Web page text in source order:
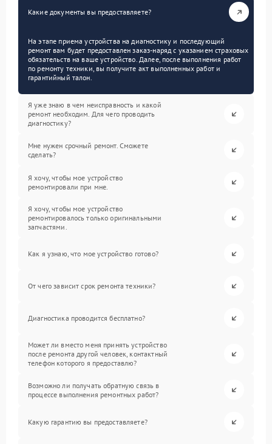
Какие документы вы предоставляете?
На этапе приема устройства на диагностику и последующий
ремонт вам будет предоставлен заказ-наряд с указанием страховых
обязательств на ваше устройство. Далее, после выполнения работ
по ремонту техники, вы получите акт выполненных работ и
гарантийный талон.
Я уже знаю в чем неисправность и какой
ремонт необходим. Для чего проводить
диагностику?
Мне нужен срочный ремонт. Сможете
сделать?
Я хочу, чтобы мое устройство
ремонтировали при мне.
Я хочу, чтобы мое устройство
ремонтировалось только оригинальными
запчастями.
Как я узнаю, что мое устройство готово?
От чего зависит срок ремонта техники?
Диагностика проводится бесплатно?
Может ли вместо меня принять устройство
после ремонта другой человек, контактный
телефон которого я предоставлю?
Возможно ли получать обратную связь в
процессе выполнения ремонтных работ?
Какую гарантию вы предоставляете?